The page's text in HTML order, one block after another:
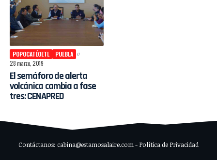
POPOCATÉOETL
PUEBLA
28 marzo, 2019
El semáforo de alerta
volcánica cambia a fase
tres: CENAPRED
Contáctanos: cabina@estamosalaire.com - Política de Privacidad